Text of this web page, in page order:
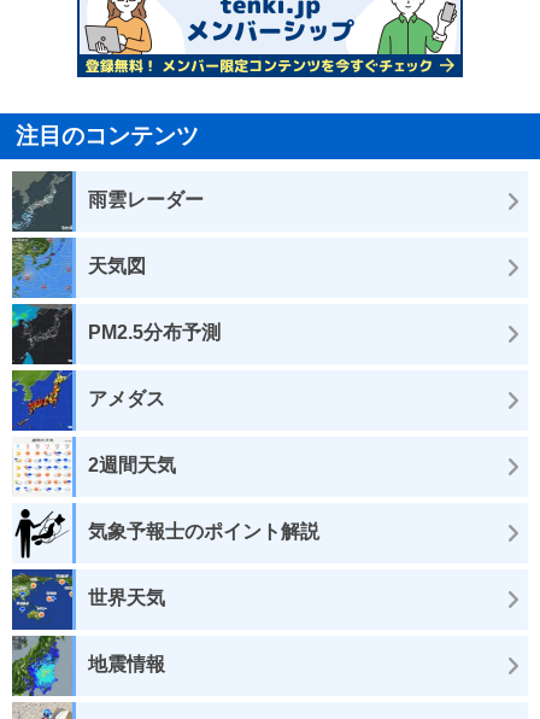
注目のコンテンツ
雨雲レーダー
天気図
PM2.5分布予測
アメダス
2週間天気
気象予報士のポイント解説
世界天気
地震情報